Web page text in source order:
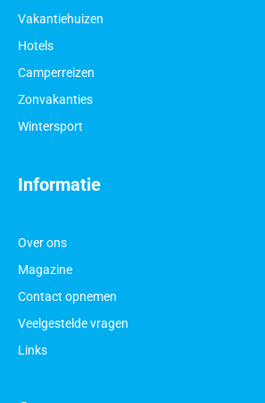
Informatie
Over ons
Magazine
Contact opnemen
Veelgestelde vragen
Links
Vakantiehuizen
Hotels
Camperreizen
Zonvakanties
Wintersport